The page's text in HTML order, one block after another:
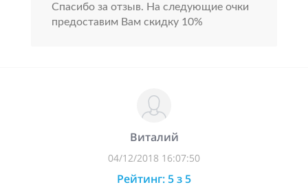
Спасибо за отзыв. На следующие очки
предоставим Вам скидку 10%
Виталий
04/12/2018 16:07:50
Рейтинг: 5 з 5